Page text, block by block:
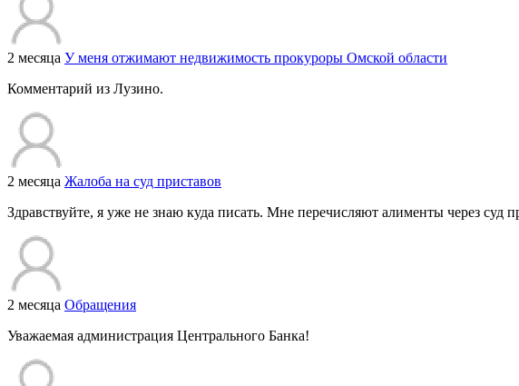
2 месяца У меня отжимают недвижимость прокуроры Омской области
Комментарий из Лузино.
2 месяца Жалоба на суд приставов
Здравствуйте, я уже не знаю куда писать. Мне перечисляют алименты через суд
2 месяца Обращения
Уважаемая администрация Центрального Банка!